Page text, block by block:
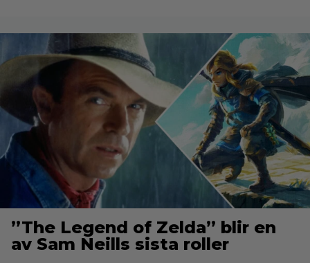
”The Legend of Zelda” blir en
av Sam Neills sista roller